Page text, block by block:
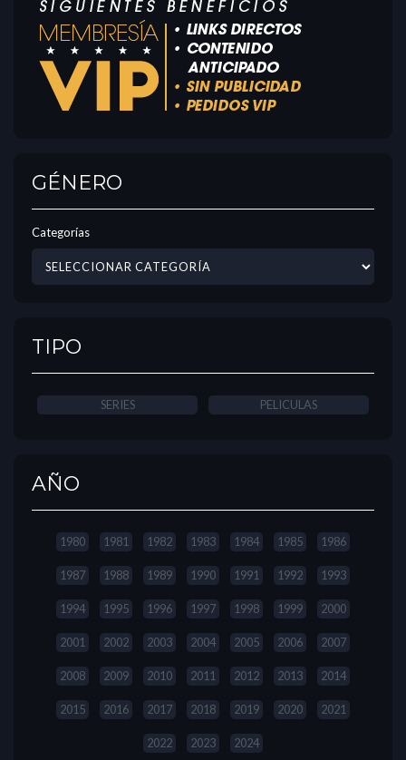
GÉNERO
Categorías
TIPO
SERIES PELICULAS
AÑO
1980 1981 1982 1983 1984 1985 1986
1987 1988 1989 1990 1991 1992 1993
1994 1995 1996 1997 1998 1999 2000
2001 2002 2003 2004 2005 2006 2007
2008 2009 2010 2011 2012 2013 2014
2015 2016 2017 2018 2019 2020 2021
2022 2023 2024